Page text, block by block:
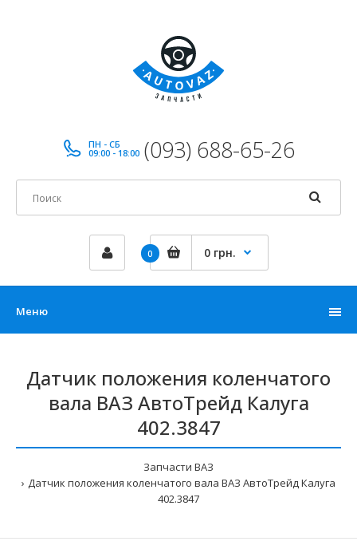
ПН - СБ
09:00 - 18:00 (093) 688-65-26
0 0 грн.
Меню
Датчик положения коленчатого
вала ВАЗ АвтоТрейд Калуга
402.3847
Запчасти ВАЗ
Датчик положения коленчатого вала ВАЗ АвтоТрейд Калуга
402.3847